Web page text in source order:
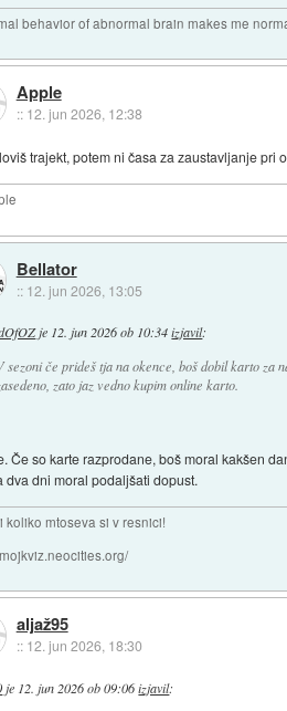
behavior of abnormal brain makes me
Apple
:: 12. jun 2026, 12:38
trajekt, potem ni časa za zaustavljanje
Bellator
:: 12. jun 2026, 13:05
je 12. jun 2026 ob 10:34 izjavil:
sezoni če prideš tja na okence, boš dobil karto za
zato jaz vedno kupim online karto.
Če so karte razprodane, boš moral kakšen
dva dni moral podaljšati dopust.
koliko mtoseva si v resnici!
aljaž95
:: 12. jun 2026, 18:30
je 12. jun 2026 ob 09:06 izjavil: